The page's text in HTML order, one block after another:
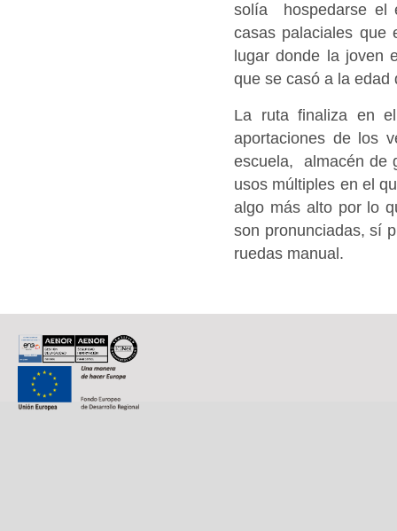
solía hospedarse el
casas palaciales que
lugar donde la joven
que se casó a la edad
La ruta finaliza en
aportaciones de los
escuela, almacén de
usos múltiples en el
algo más alto por lo
son pronunciadas, sí
ruedas manual.